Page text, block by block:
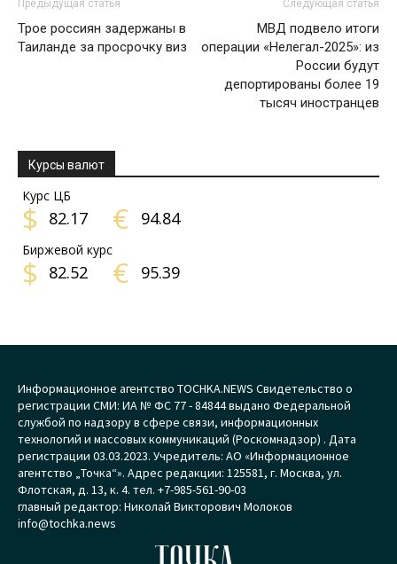
Предыдущая статья
Трое россиян задержаны в
Таиланде за просрочку виз
Следующая статья
МВД подвело итоги
операции «Нелегал-2025»: из
России будут
депортированы более 19
тысяч иностранцев
Курсы валют
Курс ЦБ
$ 82.17 € 94.84
Биржевой курс
$ 82.52 € 95.39
Информационное агентство TOCHKA.NEWS Свидетельство о
регистрации СМИ: ИА № ФС 77 - 84844 выдано Федеральной
службой по надзору в сфере связи, информационных
технологий и массовых коммуникаций (Роскомнадзор) . Дата
регистрации 03.03.2023. Учредитель: АО «Информационное
агентство „Точка“». Адрес редакции: 125581, г. Москва, ул.
Флотская, д. 13, к. 4. тел. +7-985-561-90-03
главный редактор: Николай Викторович Молоков
info@tochka.news